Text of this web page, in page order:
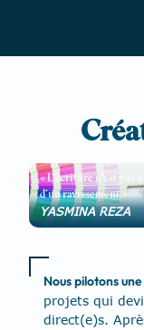
« L’écriture n’est pas
d’un ravissement.»
YASMINA REZA
Nous pilotons
projets qui
direct(e)s.